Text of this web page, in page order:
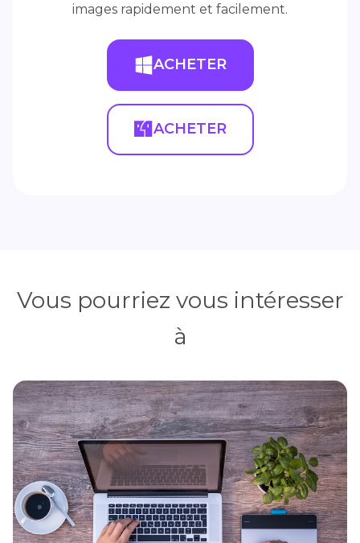
images rapidement et facilement.
ACHETER
ACHETER
Vous pourriez vous intéresser
à